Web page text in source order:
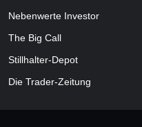
Nebenwerte Investor
The Big Call
Stillhalter-Depot
Die Trader-Zeitung